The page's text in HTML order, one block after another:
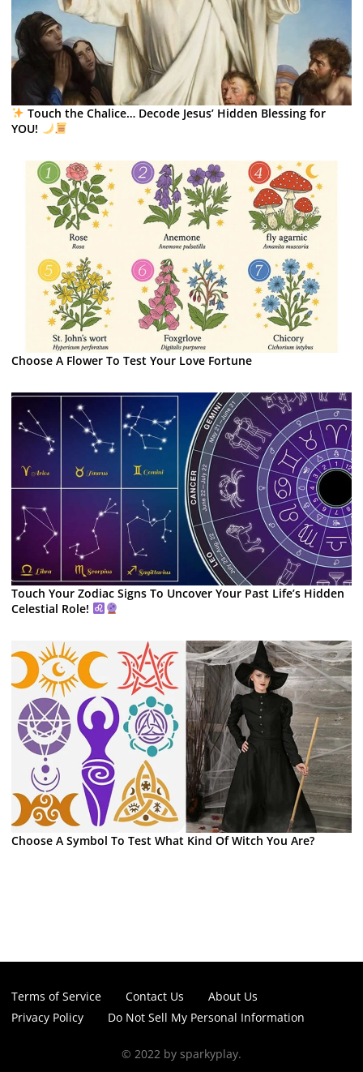
Touch the Chalice… Decode Jesus’ Hidden Blessing for
YOU!
Choose A Flower To Test Your Love Fortune
Touch Your Zodiac Signs To Uncover Your Past Life’s Hidden
Celestial Role!
Choose A Symbol To Test What Kind Of Witch You Are?
Terms of Service Contact Us
About Us
Privacy Policy
Do Not Sell My Personal Information
© 2022 by sparkyplay.